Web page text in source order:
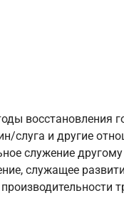
восстановления
и другие
служение другому
служащее